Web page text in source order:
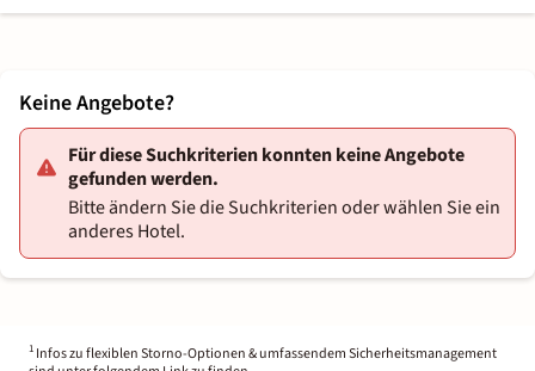
Keine Angebote?
Für diese Suchkriterien konnten keine Angebote
gefunden werden.
Bitte ändern Sie die Suchkriterien oder wählen Sie ein
anderes Hotel.
1 Infos zu flexiblen Storno-Optionen & umfassendem Sicherheitsmanagement